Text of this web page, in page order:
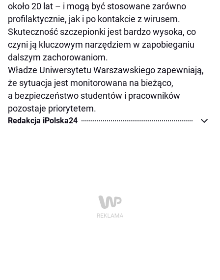
około 20 lat – i mogą być stosowane zarówno
profilaktycznie, jak i po kontakcie z wirusem.
Skuteczność szczepionki jest bardzo wysoka, co
czyni ją kluczowym narzędziem w zapobieganiu
dalszym zachorowaniom.
Władze Uniwersytetu Warszawskiego zapewniają,
że sytuacja jest monitorowana na bieżąco,
a bezpieczeństwo studentów i pracowników
pozostaje priorytetem.
Redakcja iPolska24